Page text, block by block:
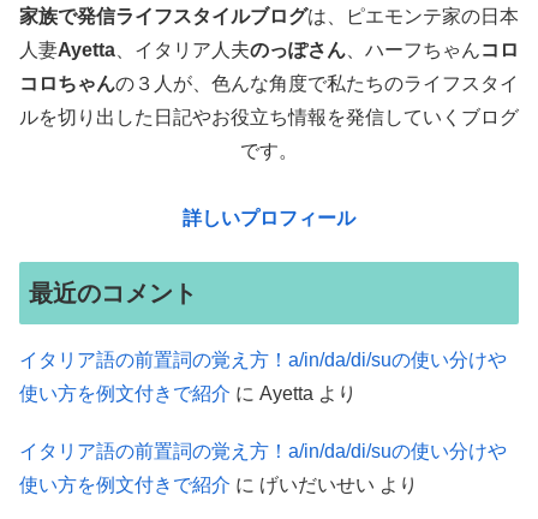
家族で発信ライフスタイルブログは、ピエモンテ家の日本
人妻Ayetta 、イタリア人夫のっぽさん 、ハーフちゃんコロ
コロちゃんの３人が、色んな角度で私たちのライフスタイ
ルを切り出した日記やお役立ち情報を発信していくブログ
です。
詳しいプロフィール
最近のコメント
イタリア語の前置詞の覚え方！a/in/da/di/suの使い分けや
使い方を例文付きで紹介 に Ayetta より
イタリア語の前置詞の覚え方！a/in/da/di/suの使い分けや
使い方を例文付きで紹介 に げいだいせい より